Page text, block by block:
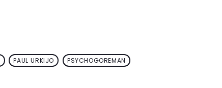
PAUL URKIJO PSYCHOGOREMAN